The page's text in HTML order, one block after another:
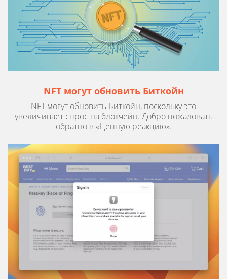
NFT могут обновить Биткойн
NFT могут обновить Биткойн, поскольку это
увеличивает спрос на блокчейн. Добро пожаловать
обратно в «Цепную реакцию».